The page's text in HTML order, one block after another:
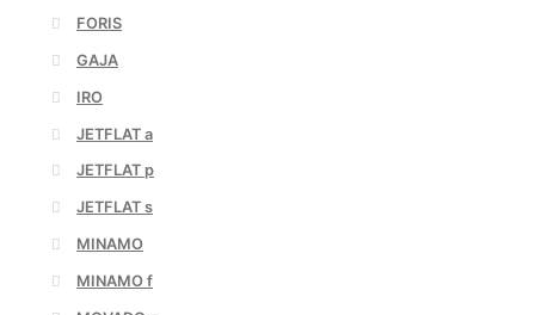
FORIS
GAJA
IRO
JETFLAT a
JETFLAT p
JETFLAT s
MINAMO
MINAMO f